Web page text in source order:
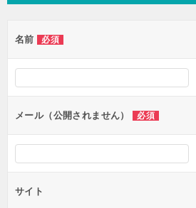
ー
シ
ョ
ン
名前 必須
メール（公開されません） 必須
サイト